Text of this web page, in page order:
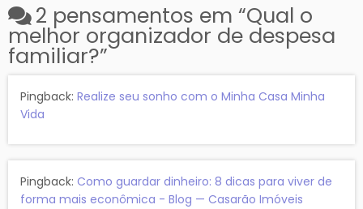
2 pensamentos em “Qual o
melhor organizador de despesa
familiar?”
Pingback: Realize seu sonho com o Minha Casa Minha
Vida
Pingback: Como guardar dinheiro: 8 dicas para viver de
forma mais econômica - Blog — Casarão Imóveis